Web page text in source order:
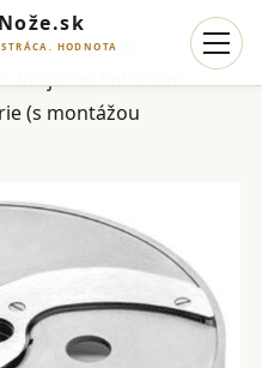
HODNOTA
a roboty
krájačov kotúčové
(s montážou